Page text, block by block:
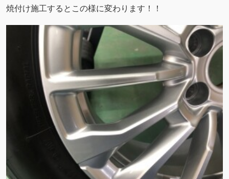
焼付け施工するとこの様に変わります！！